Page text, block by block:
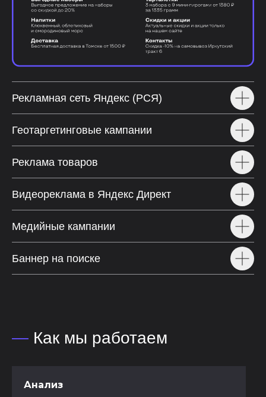
Рекламная сеть Яндекс (РСЯ)
Геотаргетинговые кампании
Реклама товаров
Видеореклама в Яндекс Директ
Медийные кампании
Баннер на поиске
— Как мы работаем
Анализ